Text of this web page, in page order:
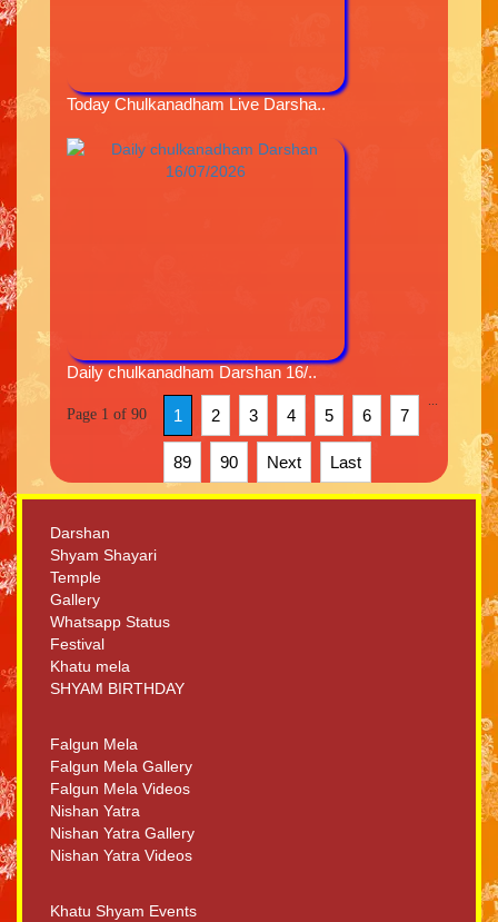
Today Chulkanadham Live Darsha..
Daily chulkanadham Darshan 16/..
Page 1 of 90 1 2 3 4 5 6 7
89 90 Next Last
Darshan
Shyam Shayari
Temple
Gallery
Whatsapp Status
Festival
Khatu mela
SHYAM BIRTHDAY
Falgun Mela
Falgun Mela Gallery
Falgun Mela Videos
Nishan Yatra
Nishan Yatra Gallery
Nishan Yatra Videos
Khatu Shyam Events